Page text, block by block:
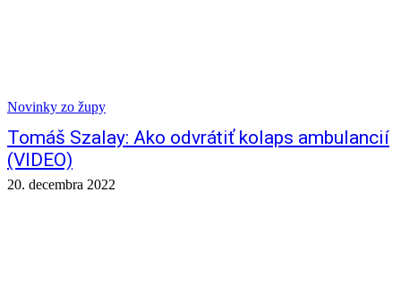
Novinky zo župy
Tomáš Szalay: Ako odvrátiť kolaps ambulancií
(VIDEO)
20. decembra 2022